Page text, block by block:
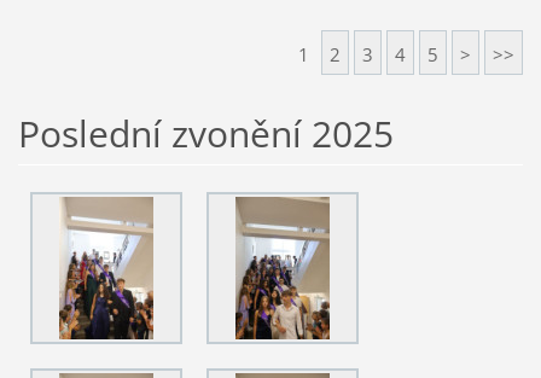
1 2 3 4 5 > >>
Poslední zvonění 2025